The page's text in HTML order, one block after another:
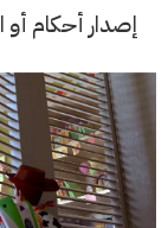
إصدار أحكام أو